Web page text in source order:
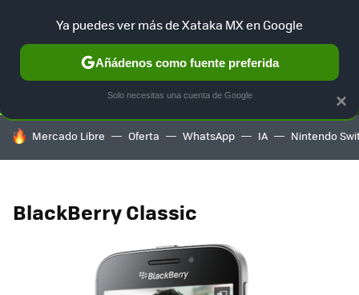
SELECCIÓN GAMING HOME AUTO TERRITORIO
HOY SE HABLA DE
Mercado Libre Oferta WhatsApp IA Nintendo
BlackBerry Classic
×
Ya puedes ver más de Xataka MX en Google
Añádenos como fuente preferida
Solo necesitas una cuenta de Google